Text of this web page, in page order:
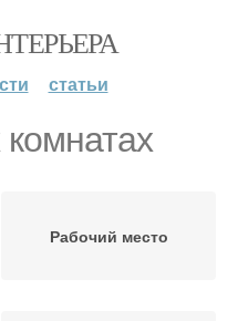
статьи
Рабочий место